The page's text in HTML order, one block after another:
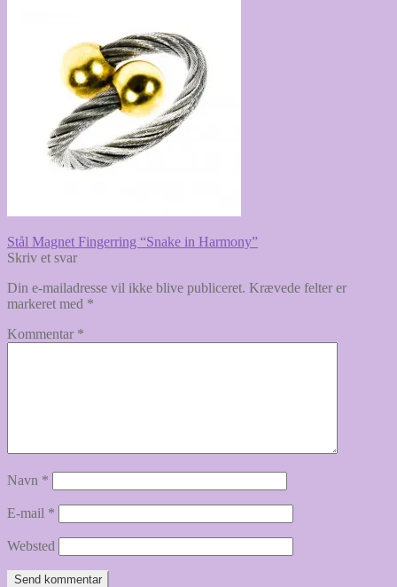
Indlægsnavigation
Forrige
indlæg:
Stål Magnet Fingerring “Snake in Harmony”
Skriv et svar
Din e-mailadresse vil ikke blive publiceret. Krævede felter er
markeret med *
Kommentar *
Navn *
E-mail *
Websted